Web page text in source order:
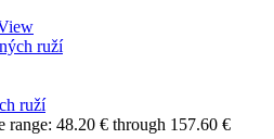
ruží
range: 48.20 € through 157.60 €